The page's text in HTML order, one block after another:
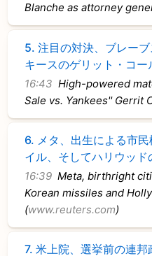
Blanche as attorney
5.注目の対決、ブレー
キースのゲリット・コー
16:43 High-powered
Sale vs. Yankees'' Gerrit
6. メタ、出生による市
イル、そしてハリウッド
16:39 Meta, birthright
Korean missiles and
(www.reuters.com)
7.米上院、選挙前の連